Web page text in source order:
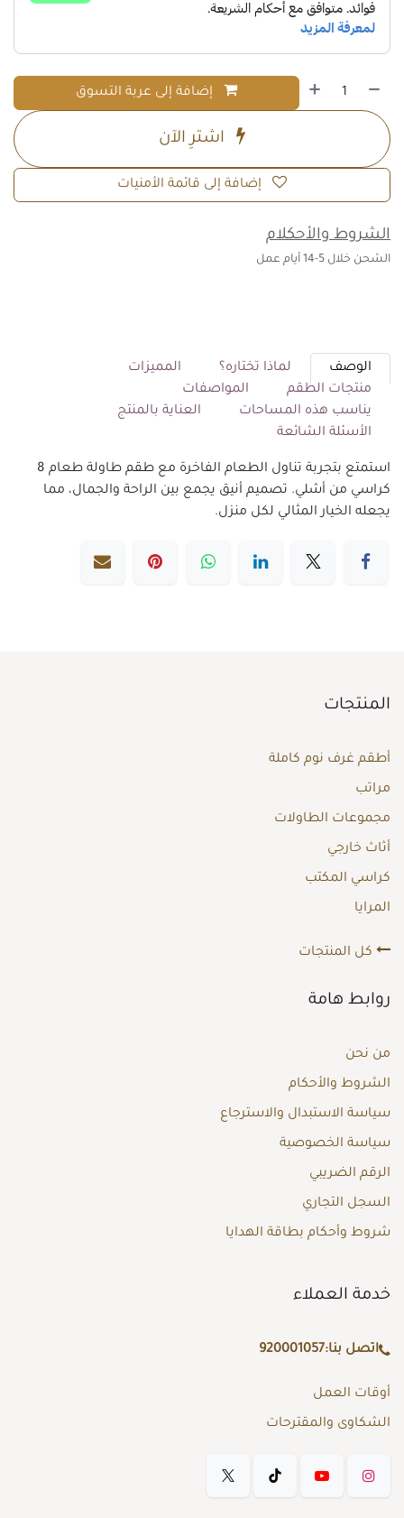
إضافة إلى عربة التسوق
اشترِ الآن
إضافة إلى قائمة الأمنيات
الشروط والأحكلام
الشحن خلال 5-14 أيام عمل
الوصف لماذا تختاره؟
المميزات
منتجات الطقم
المواصفات
يناسب هذه المساحات
العناية بالمنتج
الأسئلة الشائعة
استمتع بتجربة تناول الطعام الفاخرة مع طقم طاولة طعام 8
كراسي من أشلي. تصميم أنيق يجمع بين الراحة والجمال، مما
يجعله الخيار المثالي لكل منزل.
المنتجات
أطقم غرف نوم كاملة
مراتب
مجموعات الطاولات
أثاث خارجي
كراسي المكتب
المرايا
كل المنتجات
روابط هامة
من نحن
الشروط والأحكام
سياسة الاستبدال والاسترجاع
سياسة الخصوصية
الرقم الضريبي
السجل التجاري
شروط وأحكام بطاقة الهدايا
خدمة العملاء
اتصل بنا:920001057
أوقات العمل
الشكاوى والمقترحات